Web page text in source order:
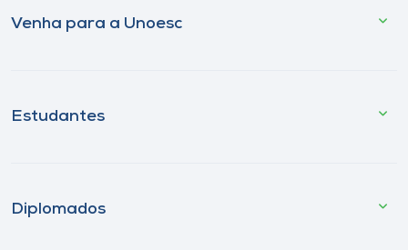
Venha para a Unoesc
Estudantes
Diplomados